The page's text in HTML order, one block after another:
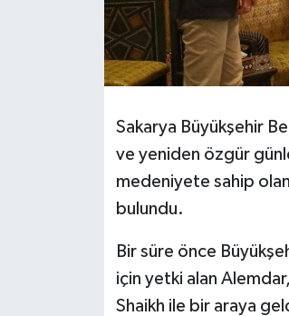
Sakarya Büyükşehir
ve yeniden özgür
medeniyete sahip
bulundu.
Bir süre önce
için yetki alan Alemdar,
Shaikh ile bir araya